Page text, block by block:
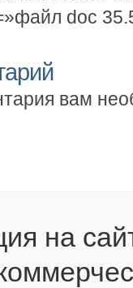
doc
вам
на